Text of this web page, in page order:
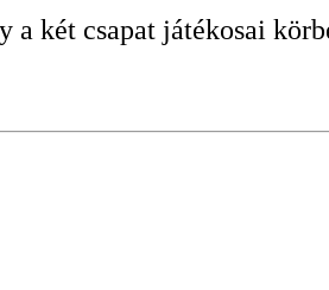
a két csapat játékosai